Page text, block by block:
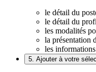
le détail du
le détail du
les modalités
la présentation
les
5. Ajouter à votre